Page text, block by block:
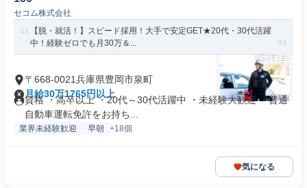
セコム株式会社
【脱・就活！】スピード採用！大手で安定GET★20代・30代活躍
中！経験ゼロでも月30万＆...
〒668-0021兵庫県豊岡市泉町
月給30万1765円以上
資格 ・高卒以上 ・20代～30代活躍中 ・未経験大歓迎 ・普通
自動車運転免許をお持ち...
業界未経験歓迎 早朝 +18個
気になる